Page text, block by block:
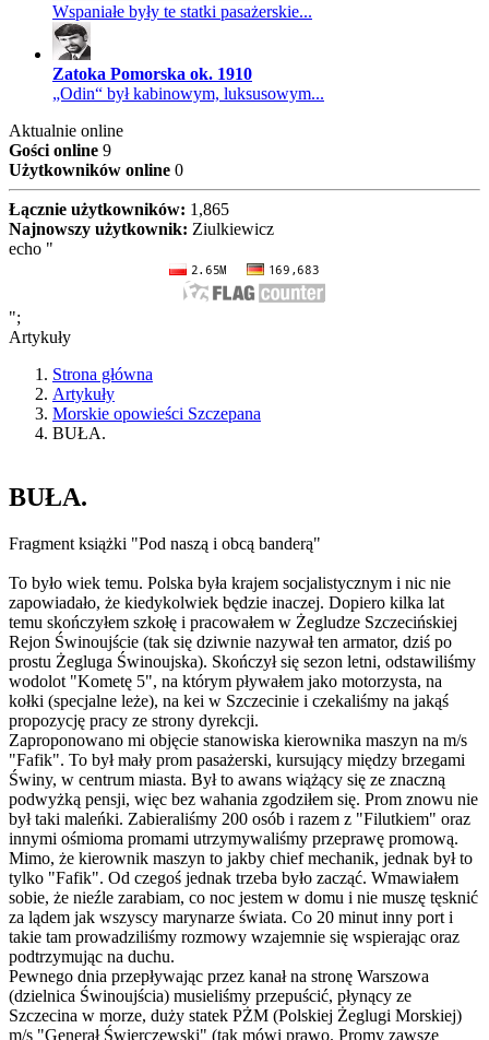
Wspaniałe były te statki pasażerskie...
Zatoka Pomorska ok. 1910
„Odin“ był kabinowym, luksusowym...
Aktualnie online
Gości online 9
Użytkowników online 0
Łącznie użytkowników: 1,865
Najnowszy użytkownik: Ziulkiewicz
echo "
";
Artykuły
Strona główna
Artykuły
Morskie opowieści Szczepana
BUŁA.
BUŁA.
Fragment książki "Pod naszą i obcą banderą"
To było wiek temu. Polska była krajem socjalistycznym i nic nie
zapowiadało, że kiedykolwiek będzie inaczej. Dopiero kilka lat
temu skończyłem szkołę i pracowałem w Żegludze Szczecińskiej
Rejon Świnoujście (tak się dziwnie nazywał ten armator, dziś po
prostu Żegluga Świnoujska). Skończył się sezon letni, odstawiliśmy
wodolot "Kometę 5", na którym pływałem jako motorzysta, na
kołki (specjalne leże), na kei w Szczecinie i czekaliśmy na jakąś
propozycję pracy ze strony dyrekcji.
Zaproponowano mi objęcie stanowiska kierownika maszyn na m/s
"Fafik". To był mały prom pasażerski, kursujący między brzegami
Świny, w centrum miasta. Był to awans wiążący się ze znaczną
podwyżką pensji, więc bez wahania zgodziłem się. Prom znowu nie
był taki maleńki. Zabieraliśmy 200 osób i razem z "Filutkiem" oraz
innymi ośmioma promami utrzymywaliśmy przeprawę promową.
Mimo, że kierownik maszyn to jakby chief mechanik, jednak był to
tylko "Fafik". Od czegoś jednak trzeba było zacząć. Wmawiałem
sobie, że nieźle zarabiam, co noc jestem w domu i nie muszę tęsknić
za lądem jak wszyscy marynarze świata. Co 20 minut inny port i
takie tam prowadziliśmy rozmowy wzajemnie się wspierając oraz
podtrzymując na duchu.
Pewnego dnia przepływając przez kanał na stronę Warszowa
(dzielnica Świnoujścia) musieliśmy przepuścić, płynący ze
Szczecina w morze, duży statek PŻM (Polskiej Żeglugi Morskiej)
m/s "Generał Świerczewski" (tak mówi prawo. Promy zawsze